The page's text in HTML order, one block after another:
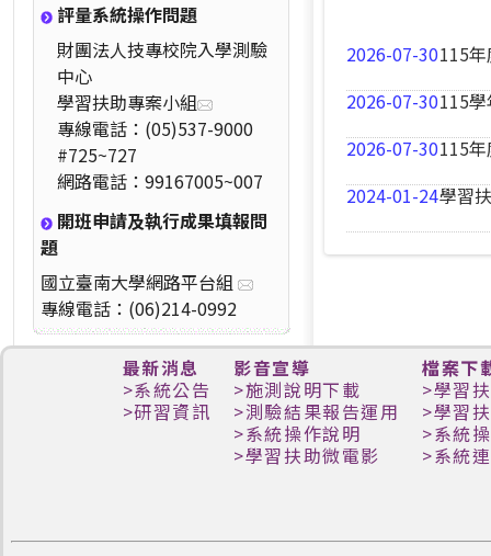
評量系統操作問題
財團法人技專校院入學測驗
中心
學習扶助專案小組
專線電話：(05)537-9000
#725~727
網路電話：99167005~007
開班申請及執行成果填報問
題
國立臺南大學網路平台組
專線電話：(06)214-0992
2026-07-30115
2026-07-30115
2026-07-30115
2024-01-24學習
最新消息
>系統公告
>研習資訊
影音宣導
>施測說明下載
>測驗結果報告運用
>系統操作說明
>學習扶助微電影
檔案下
>學習
>學習
>系統
>系統